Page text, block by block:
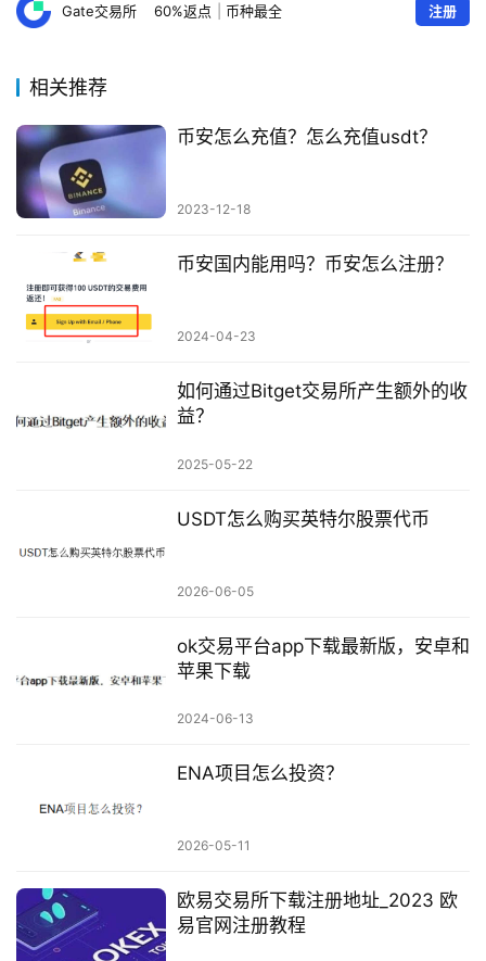
Gate交易所 60%返点 币种最全 注册
相关推荐
币安怎么充值？怎么充值usdt？
2023-12-18
币安国内能用吗？币安怎么注册？
2024-04-23
如何通过Bitget交易所产生额外的收
益？
2025-05-22
USDT怎么购买英特尔股票代币
2026-06-05
ok交易平台app下载最新版，安卓和
苹果下载
2024-06-13
ENA项目怎么投资？
2026-05-11
欧易交易所下载注册地址_2023 欧
易官网注册教程